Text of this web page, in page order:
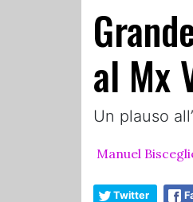
al Mx
Un plauso
Manuel
Twitter